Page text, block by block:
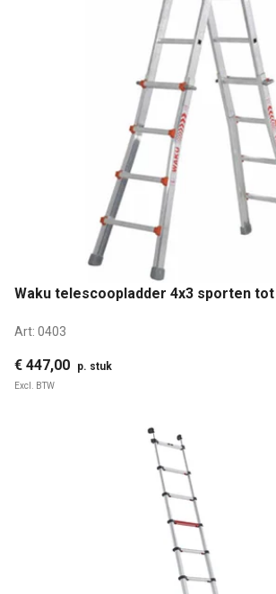
Waku telescoopladder 4x3 sporten
Art: 0403
€ 447,00 p. stuk
Excl. BTW